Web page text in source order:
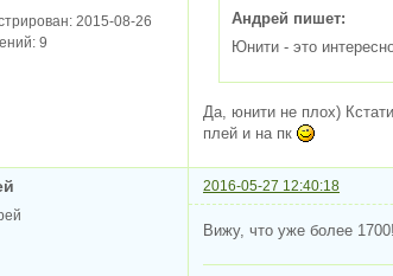
2015-08-26
9
Андрей пишет:
Юнити - это
Да, юнити не плох)
плей и на пк
2016-05-27 12:40:18
Вижу, что уже более